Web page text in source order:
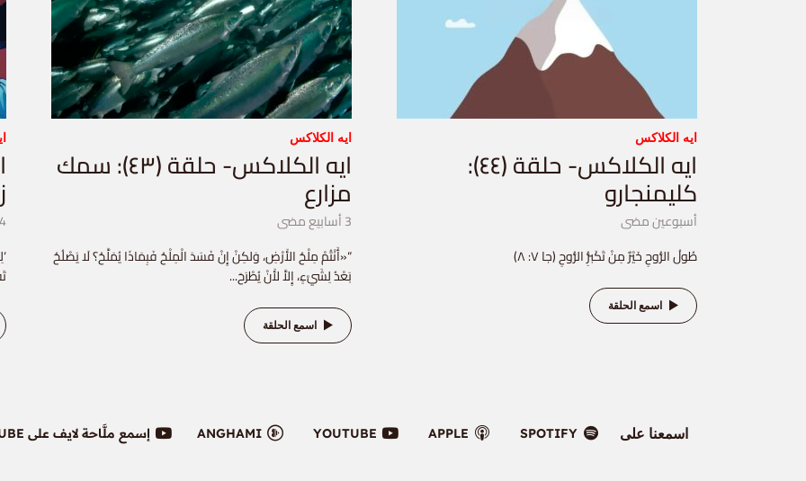
ايه الكلاكس
ايه الكلاكس- حلقة (٤٤):
كليمنجارو
أسبوعين مضى
طُولُ الرُّوحِ خَيْرٌ مِنْ تَكَبُّرِ الرُّوحِ (جا ٧: ٨)
اسمع الحلقة
ايه الكلاكس
ايه الكلاكس- حلقة (٤٣): سمك
مزارع
3 أسابيع مضى
“«أَنْتُمْ مِلْحُ الأَرْضِ، وَلكِنْ إِنْ فَسَدَ الْمِلْحُ فَبِمَاذَا يُمَلَّحُ؟ لَا يَصْلُحُ
بَعْدُ لِشَيْءٍ، إِلاَّ لأَنْ يُطْرَحَ...
اسمع الحلقة
4 أسابيع مضى
اسمعنا على SPOTIFY
APPLE
YOUTUBE
ANGHAMI إسمع ملَّاحة لايف على YOUTUBE